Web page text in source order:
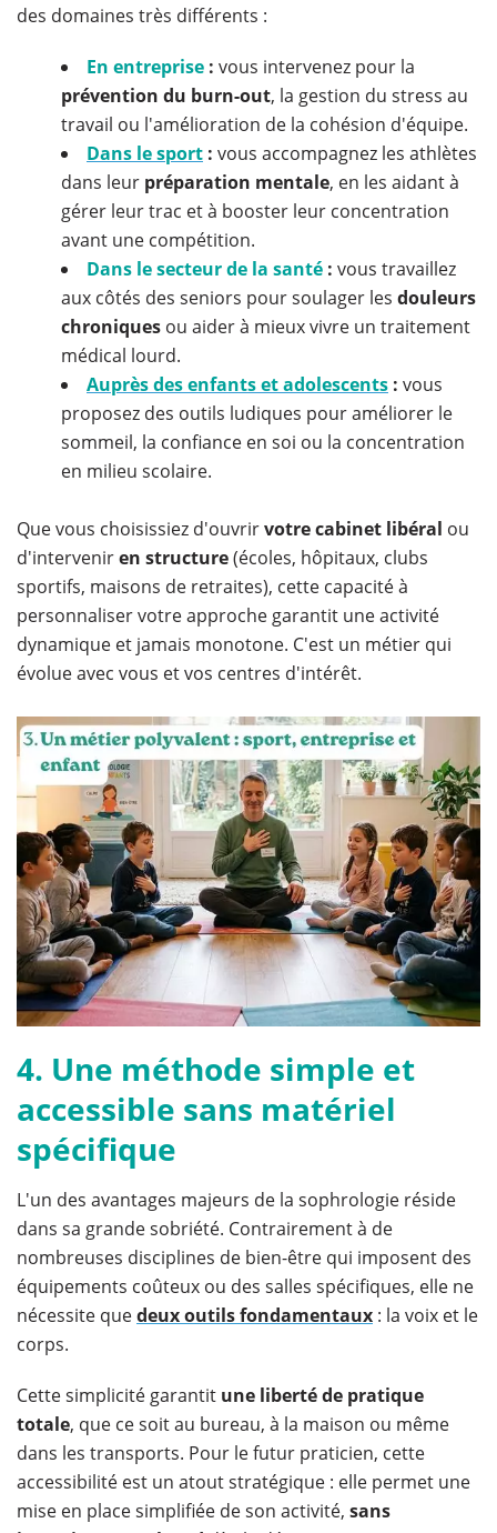
des domaines très différents :
En entreprise : vous intervenez pour la
prévention du burn-out, la gestion du stress au
travail ou l'amélioration de la cohésion d'équipe.
Dans le sport : vous accompagnez les athlètes
dans leur préparation mentale, en les aidant à
gérer leur trac et à booster leur concentration
avant une compétition.
Dans le secteur de la santé : vous travaillez
aux côtés des seniors pour soulager les douleurs
chroniques ou aider à mieux vivre un traitement
médical lourd.
Auprès des enfants et adolescents : vous
proposez des outils ludiques pour améliorer le
sommeil, la confiance en soi ou la concentration
en milieu scolaire.
Que vous choisissiez d'ouvrirvotre cabinet libéral ou
d'interveniren structure(écoles, hôpitaux, clubs
sportifs, maisons de retraites), cette capacité à
personnaliser votre approche garantit une activité
dynamique et jamais monotone. C'est un métier qui
évolue avec vous et vos centres d'intérêt.
4. Une méthode simple et
accessible sans matériel
spécifique
L'un des avantages majeurs de la sophrologie réside
dans sa grande sobriété. Contrairement à de
nombreuses disciplines de bien-être qui imposent des
équipements coûteux ou des salles spécifiques, elle ne
nécessite quedeux outils fondamentaux : la voix et le
corps.
Cette simplicité garantit une liberté de pratique
totale, que ce soit au bureau, à la maison ou même
dans les transports. Pour le futur praticien, cette
accessibilité est un atout stratégique : elle permet une
mise en place simplifiée de son activité, sans